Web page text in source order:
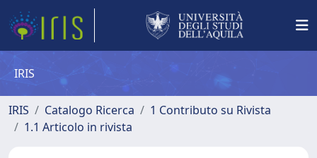
IRIS
IRIS Catalogo Ricerca
1 Contributo su Rivista
1.1 Articolo in rivista